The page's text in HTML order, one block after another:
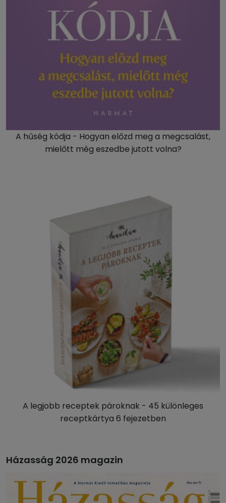
A hűség kódja - Hogyan előzd meg a megcsalást,
mielőtt még eszedbe jutott volna?
A legjobb receptek pároknak - 45 különleges
receptkártya 6 fejezetben
Házasság 2026 magazin